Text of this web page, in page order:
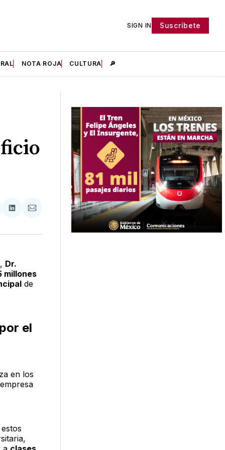
SIGN IN Suscríbete
NOTA ROJA CULTURA 🔎
Compartir
LinkedIn
Compartir
Email
, Dr.
millones
de
el
en los